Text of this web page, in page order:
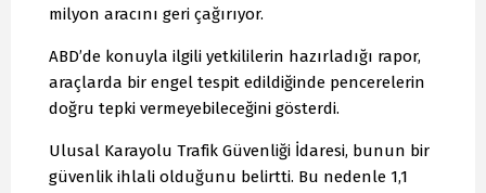
milyon aracını geri çağırıyor.
ABD’de konuyla ilgili yetkililerin hazırladığı rapor,
araçlarda bir engel tespit edildiğinde pencerelerin
doğru tepki vermeyebileceğini gösterdi.
Ulusal Karayolu Trafik Güvenliği İdaresi, bunun bir
güvenlik ihlali olduğunu belirtti. Bu nedenle 1,1